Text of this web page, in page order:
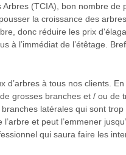
(TCIA), bon nombre de
la croissance des
donc réduire les prix
à l’immédiat de l’étêtage.
à tous nos clients. En
grosses branches et / ou de
latérales qui sont
et peut l’emmener
qui saura faire les